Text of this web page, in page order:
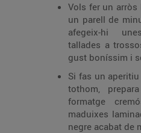
Vols fer un arròs
un parell de
afegeix-hi
tallades a
gust boníssim i
Si fas un
tothom,
formatge
maduixes
negre acabat de